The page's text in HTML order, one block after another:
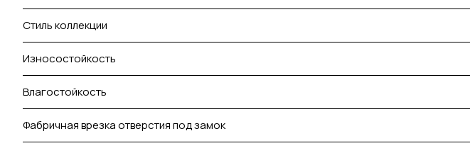
Стиль коллекции
Износостойкость
Влагостойкость
Фабричная врезка отверстия под замок